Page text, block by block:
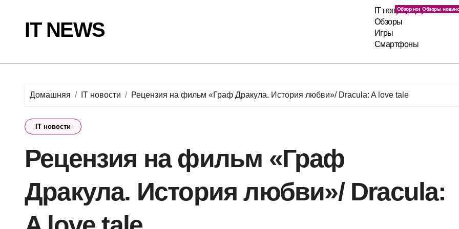
содержаниюIT NEWS
IT новости IT новости в
Обзоры
Обзоры новинок IT
Игры
Обзор новинок игр в мире.
Смартфоны
Обзоры
Домашняя IT новости Рецензия на фильм «Граф Дракула. История любви»/ Dracula: A love tale
IT новости
Рецензия на фильм «Граф
Дракула. История любви»/ Dracula: